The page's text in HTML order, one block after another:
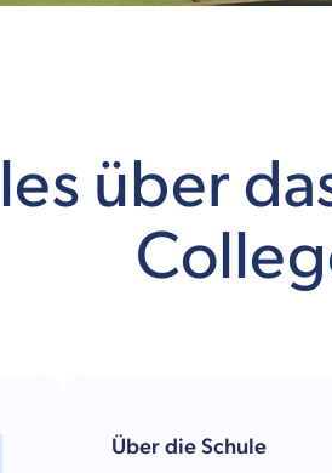
über
Über die Schule